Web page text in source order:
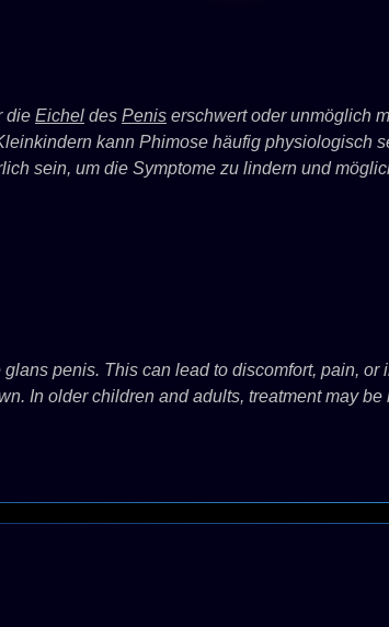
die Eichel des Penis erschwert oder unmöglich
kann Phimose häufig physiologisch
sein, um die Symptome zu lindern und
penis. This can lead to discomfort, pain, or
In older children and adults, treatment may